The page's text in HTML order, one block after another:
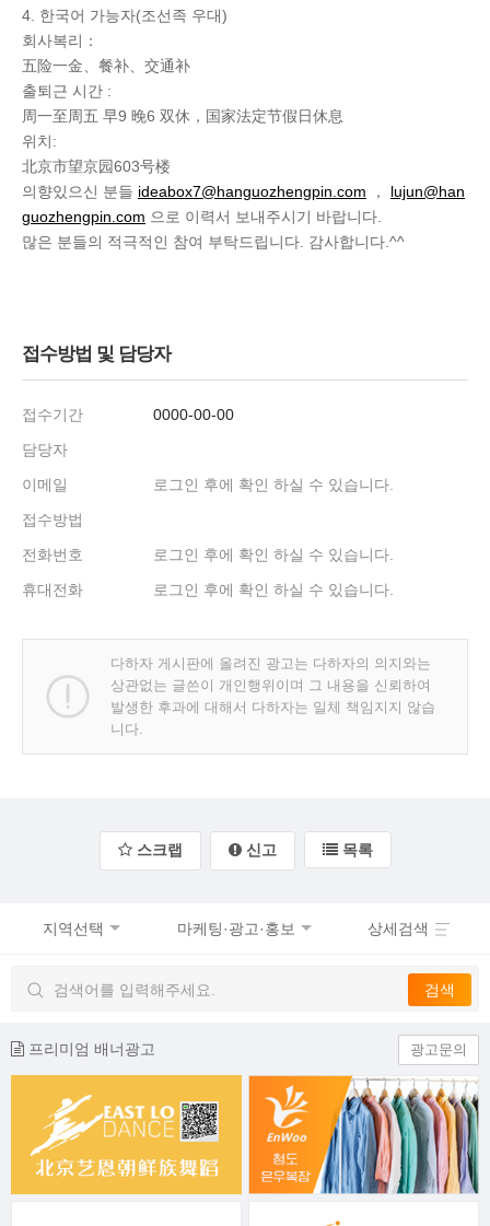
4. 한국어 가능자(조선족 우대)
회사복리：
五险一金、餐补、交通补
출퇴근 시간 :
周一至周五 早9 晚6 双休，国家法定节假日休息
위치:
北京市望京园603号楼
의향있으신 분들 ideabox7@hanguozhengpin.com ， lujun@han
guozhengpin.com 으로 이력서 보내주시기 바랍니다.
많은 분들의 적극적인 참여 부탁드립니다. 감사합니다.^^
접수방법 및 담당자
접수기간
0000-00-00
담당자
이메일
로그인 후에 확인 하실 수 있습니다.
접수방법
전화번호
로그인 후에 확인 하실 수 있습니다.
휴대전화
로그인 후에 확인 하실 수 있습니다.
다하자 게시판에 올려진 광고는 다하자의 의지와는
상관없는 글쓴이 개인행위이며 그 내용을 신뢰하여
발생한 후과에 대해서 다하자는 일체 책임지지 않습
니다.
스크랩 신고 목록
지역선택 마케팅·광고·홍보 상세검색
프리미엄 배너광고 광고문의